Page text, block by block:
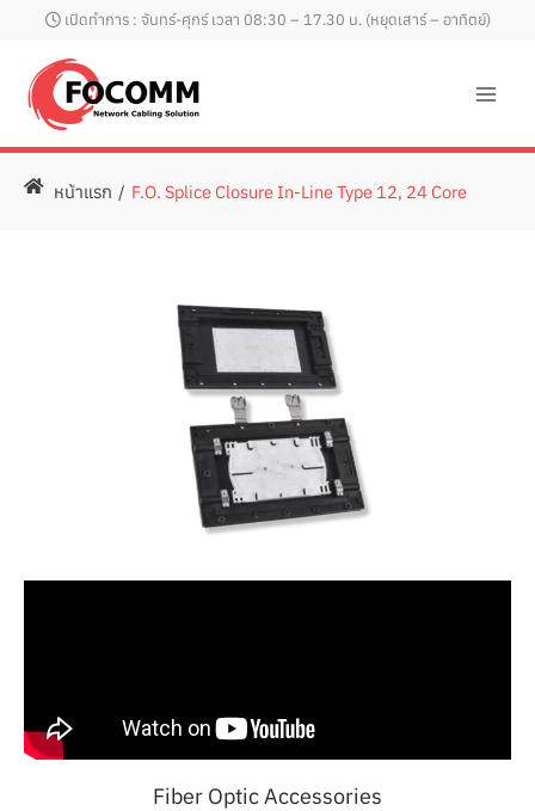
content
เปิดทำการ : จันทร์-ศุกร์ เวลา 08:30 – 17.30 น. (หยุดเสาร์ – อาทิตย์)
หน้าแรก / F.O. Splice Closure In-Line Type 12, 24 Core
Fiber Optic Accessories